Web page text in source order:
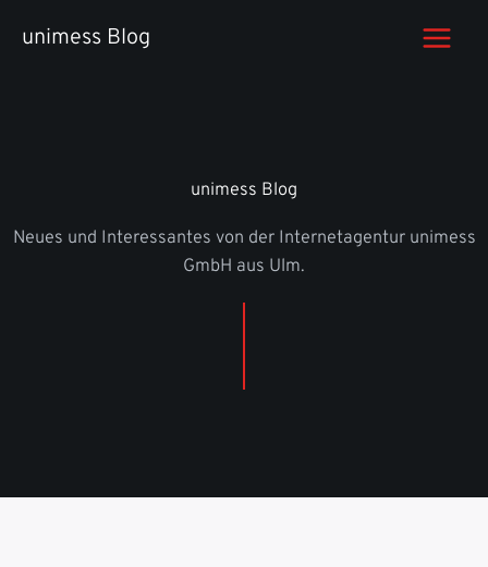
Inhaltunimess Blog
unimess Blog
Neues und Interessantes von der Internetagentur unimess
GmbH aus Ulm.